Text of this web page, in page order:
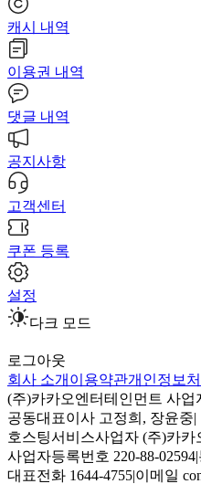
캐시 내역
이용권 내역
댓글 내역
공지사항
고객센터
쿠폰 등록
설정
다크 모드
로그아웃
회사 소개 이용약관개인정보
(주)카카오엔터테인먼트 사업
공동대표이사 고정희, 장윤중|
호스팅서비스사업자 (주)카카
사업자등록번호 220-88-02594|
대표전화 1644-4755|이메일